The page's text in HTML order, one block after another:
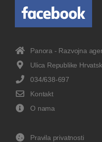
Panora - Razvojna
Ulica Republike
034/638-697
Kontakt
O nama
Pravila privatnosti